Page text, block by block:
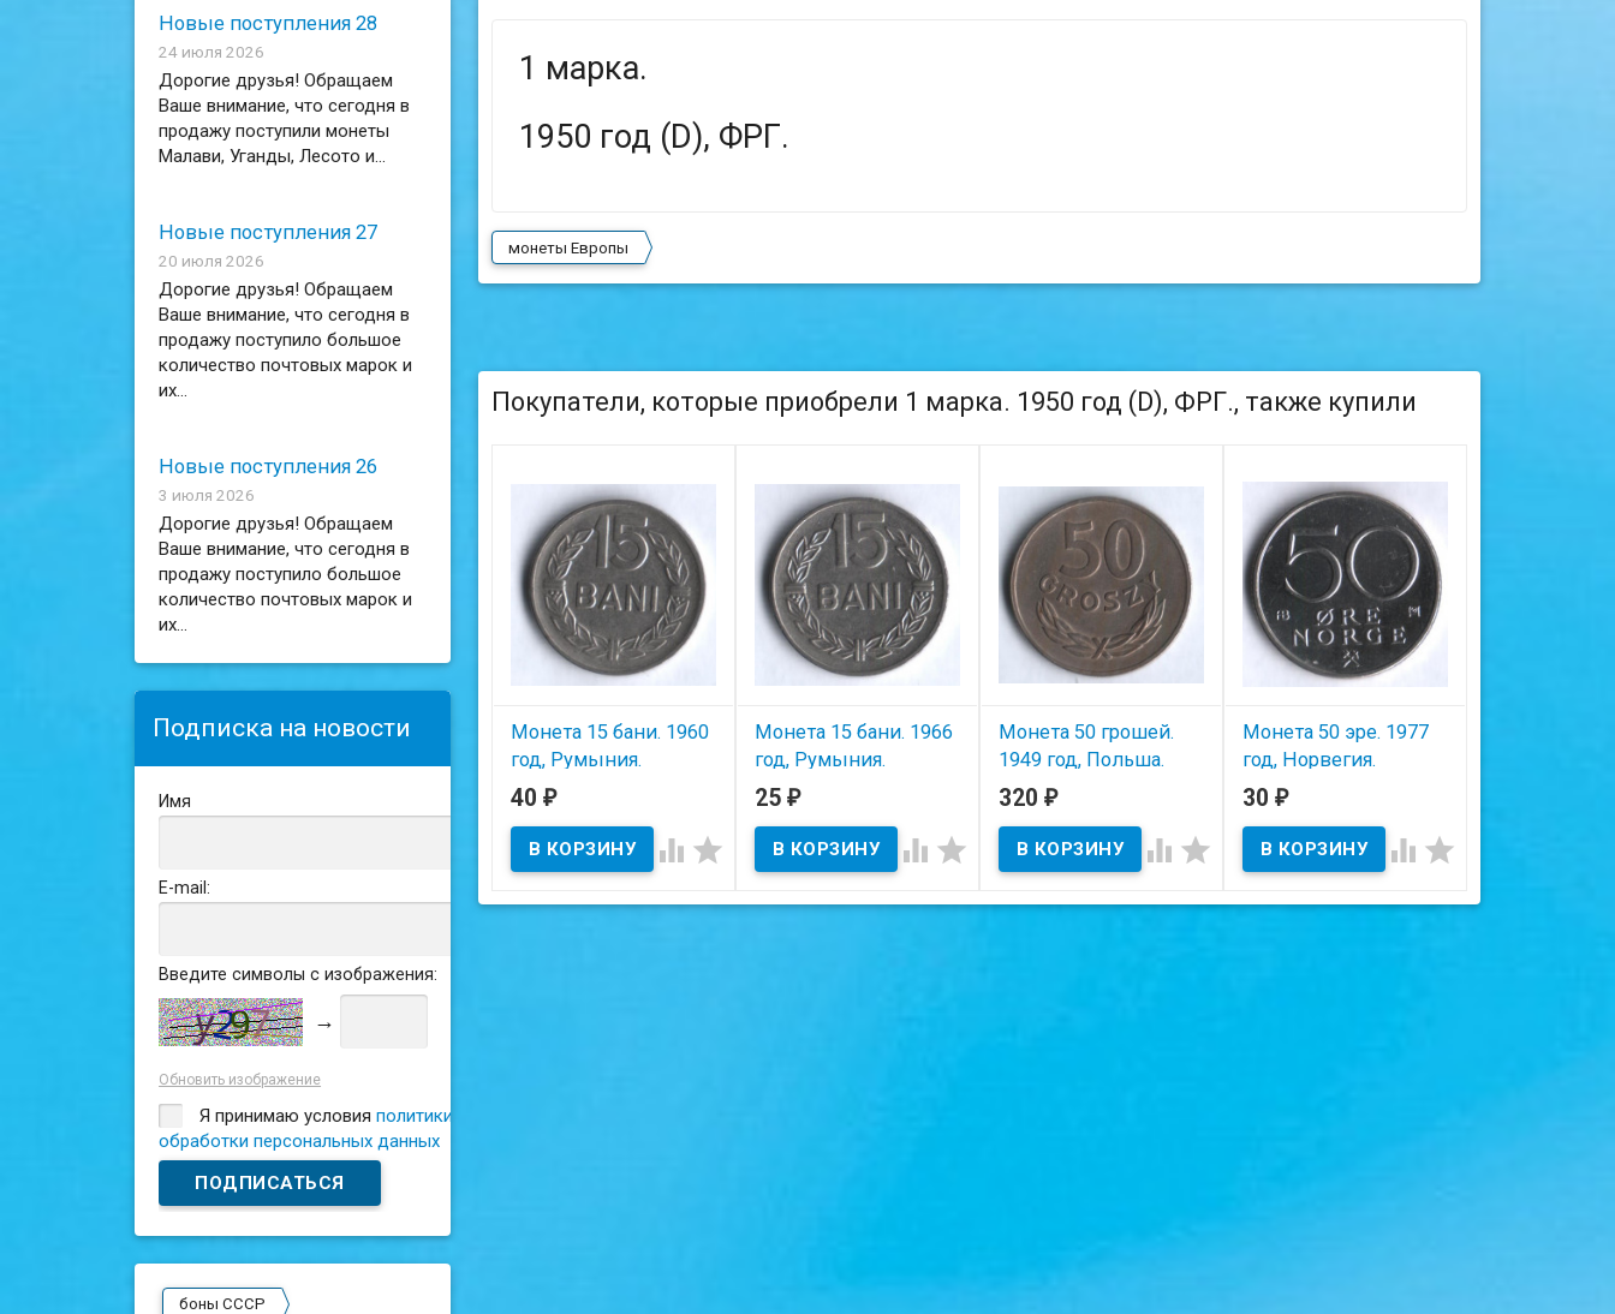
Новые поступления 28
24 июля 2026
Дорогие друзья! Обращаем
Ваше внимание, что сегодня в
продажу поступили монеты
Малави, Уганды, Лесото и...
Новые поступления 27
20 июля 2026
Дорогие друзья! Обращаем
Ваше внимание, что сегодня в
продажу поступило большое
количество почтовых марок и
их...
Новые поступления 26
3 июля 2026
Дорогие друзья! Обращаем
Ваше внимание, что сегодня в
продажу поступило большое
количество почтовых марок и
их...
Подписка на новости
Имя
E-mail:
Введите символы с изображения:
→
Обновить изображение
Я принимаю условияполитики
обработки персональных данных
боны СССР
1 марка.
1950 год (D), ФРГ.
монеты Европы
Покупатели, которые приобрели 1 марка. 1950 год (D), ФРГ., также купили
Монета 15 бани. 1960
год, Румыния.
В наличии
Состояние на скане.
40 ₽
 
Монета 15 бани. 1966
год, Румыния.
В наличии
Состояние на скане.
25 ₽
 
Монета 50 грошей.
1949 год, Польша.
В наличии
Состояние на скане.
320 ₽
 
Монета 50 эре. 1977
год, Норвегия.
В наличии
Состояние на скане.
30 ₽
 